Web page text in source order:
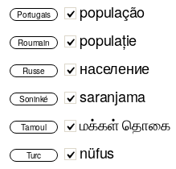
Portugais população
Roumain populație
Russe население
Soninké saranjama
Tamoul மக்கள் தொகை
Turc nüfus